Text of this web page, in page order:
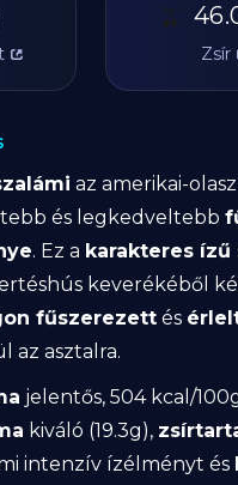
🫒
Zsír
az amerikai-
és legkedveltebb
. Ez a karakteres ízű
keverékéből
fűszerezett és
az asztalra.
jelentős, 504 kcal/
kiváló (19.3g),
intenzív ízélményt és